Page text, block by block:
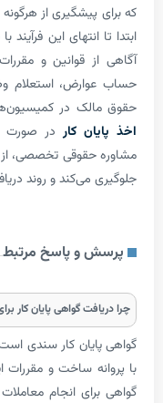
از هرگونه مشکل حقوقی
این فرآیند با یکوکیل
قوانین و مقررات مربوطه،
استعلام وضعیت
در کمیسیون‌های مرتبط
کاردر صورت لزوم کمک
تخصصی، از وقوع
و روند دریافت گواهی
و پاسخ مرتبط
گواهی پایان کار برای ملک الزامی
کار سندی است که نشان
ساخت و مقررات ایمنی و
انجام معاملات ملکی،